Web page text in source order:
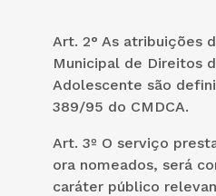
Art. 2° As atribuições
Municipal de Direitos
Adolescente são
389/95 do CMDCA.
Art. 3º O serviço
ora nomeados, será
caráter público